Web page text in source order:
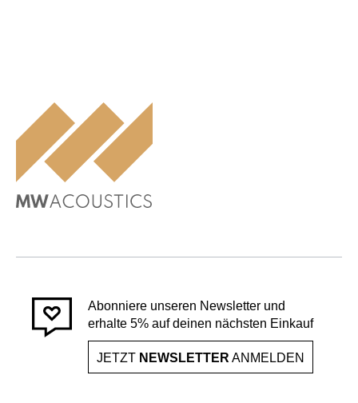
Abonniere unseren Newsletter und
erhalte 5% auf deinen nächsten Einkauf
JETZT NEWSLETTER ANMELDEN